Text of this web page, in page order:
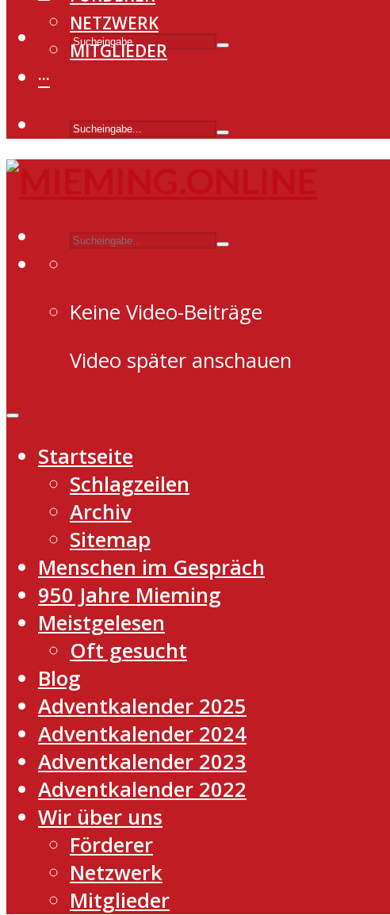
NETZWERK
MITGLIEDER
···
Keine Video-Beiträge
Video später anschauen
Startseite
Schlagzeilen
Archiv
Sitemap
Menschen im Gespräch
950 Jahre Mieming
Meistgelesen
Oft gesucht
Blog
Adventkalender 2025
Adventkalender 2024
Adventkalender 2023
Adventkalender 2022
Wir über uns
Förderer
Netzwerk
Mitglieder